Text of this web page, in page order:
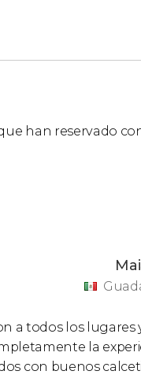
han reservado
a todos los lugares
la
con buenos